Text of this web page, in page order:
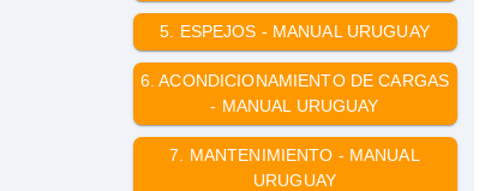
5. ESPEJOS - MANUAL URUGUAY
6. ACONDICIONAMIENTO DE CARGAS
- MANUAL URUGUAY
7. MANTENIMIENTO - MANUAL
URUGUAY